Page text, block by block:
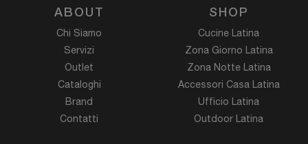
ABOUT
Chi Siamo
Servizi
Outlet
Cataloghi
Brand
Contatti
SHOP
Cucine Latina
Zona Giorno Latina
Zona Notte Latina
Accessori Casa Latina
Ufficio Latina
Outdoor Latina